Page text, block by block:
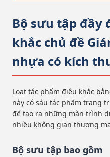
Bộ sưu tập đầy
khắc chủ đề
nhựa có kích
Loạt tác phẩm điêu khắc
này có sáu tác phẩm trang
để tạo ra những màn trình
nhiều không gian thương
Bộ sưu tập bao gồm